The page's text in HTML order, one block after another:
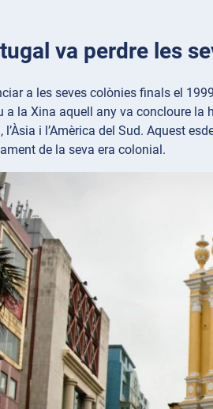
va perdre les
a les seves colònies finals el
a la Xina aquell any va concloure
l’Àsia i l’Amèrica del Sud. Aquest
de la seva era colonial.